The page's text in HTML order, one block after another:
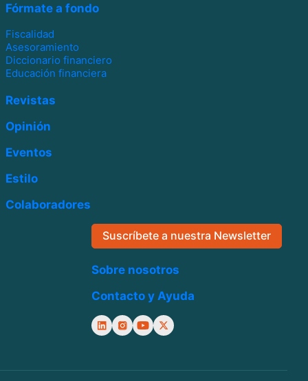
Fórmate a fondo
Fiscalidad
Asesoramiento
Diccionario financiero
Educación financiera
Revistas
Opinión
Eventos
Estilo
Colaboradores
Suscríbete a nuestra Newsletter
Sobre nosotros
Contacto y Ayuda